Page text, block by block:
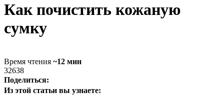
Как почистить кожаную
сумку
Время чтения ~12 мин
32638
Поделиться:
Из этой статьи вы узнаете: